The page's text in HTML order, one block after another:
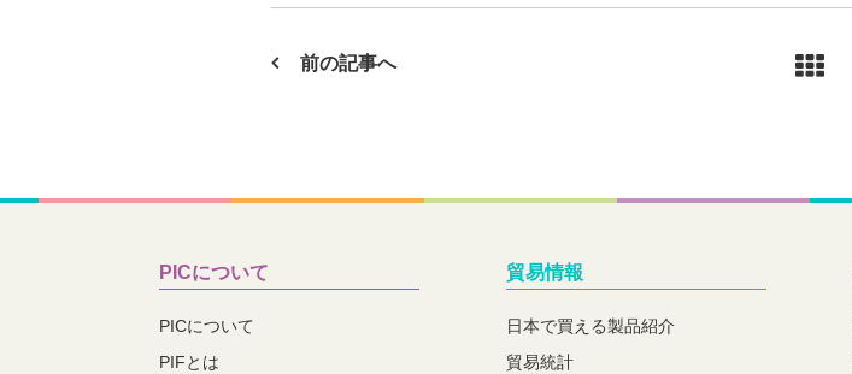
前の記事へ
PICについて
PICについて
PIFとは
貿易情報
日本で買える製品紹介
貿易統計